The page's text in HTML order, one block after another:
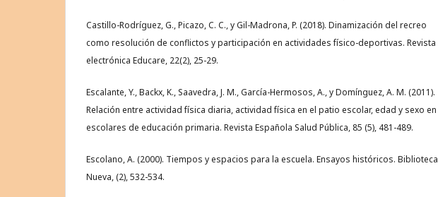
Castillo-Rodríguez, G., Picazo, C. C., y Gil-Madrona, P. (2018). Dinamización del recreo
como resolución de conflictos y participación en actividades físico-deportivas. Revista
electrónica Educare, 22(2), 25-29.
Escalante, Y., Backx, K., Saavedra, J. M., García-Hermosos, A., y Domínguez, A. M. (2011).
Relación entre actividad física diaria, actividad física en el patio escolar, edad y sexo en
escolares de educación primaria. Revista Española Salud Pública, 85 (5), 481-489.
Escolano, A. (2000). Tiempos y espacios para la escuela. Ensayos históricos. Biblioteca
Nueva, (2), 532-534.